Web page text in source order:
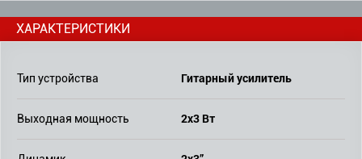
ХАРАКТЕРИСТИКИ
Тип устройства Гитарный усилитель
Выходная мощность 2x3 Вт